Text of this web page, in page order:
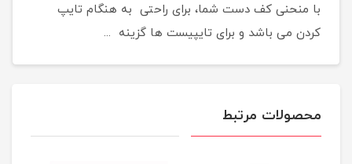
با منحنی کف دست شما، برای راحتی به هنگام تایپ
کردن می باشد و برای تایپیست ها گزینه ...
محصولات مرتبط